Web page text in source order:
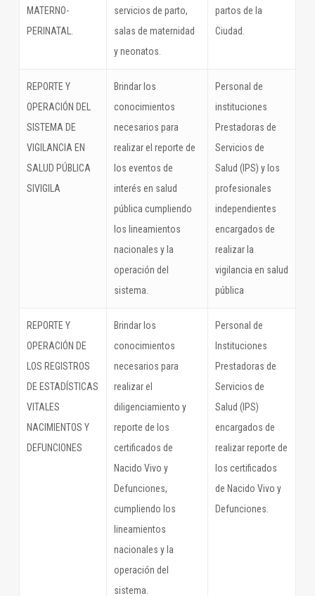
MATERNO-
PERINATAL.
servicios de parto,
salas de maternidad
y neonatos.
partos de la
Ciudad.
REPORTE Y
OPERACIÓN DEL
SISTEMA DE
VIGILANCIA EN
SALUD PÚBLICA
SIVIGILA
Brindar los
conocimientos
necesarios para
realizar el reporte de
los eventos de
interés en salud
pública cumpliendo
los lineamientos
nacionales y la
operación del
sistema.
Personal de
instituciones
Prestadoras de
Servicios de
Salud (IPS) y los
profesionales
independientes
encargados de
realizar la
vigilancia en salud
pública
REPORTE Y
OPERACIÓN DE
LOS REGISTROS
DE ESTADÍSTICAS
VITALES
NACIMIENTOS Y
DEFUNCIONES
Brindar los
conocimientos
necesarios para
realizar el
diligenciamiento y
reporte de los
certificados de
Nacido Vivo y
Defunciones,
cumpliendo los
lineamientos
nacionales y la
operación del
sistema.
Personal de
Instituciones
Prestadoras de
Servicios de
Salud (IPS)
encargados de
realizar reporte de
los certificados
de Nacido Vivo y
Defunciones.